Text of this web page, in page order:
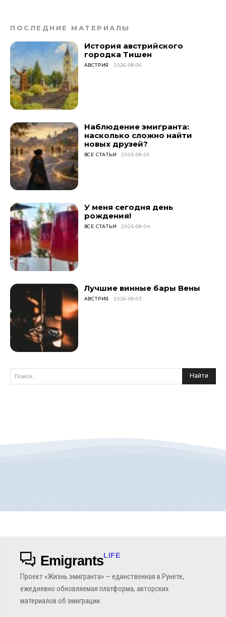
ПОСЛЕДНИЕ МАТЕРИАЛЫ
История австрийского
городка Тишен
АВСТРИЯ 2026-08-06
Наблюдение эмигранта:
насколько сложно найти
новых друзей?
ВСЕ СТАТЬИ 2026-08-05
У меня сегодня день
рождения!
ВСЕ СТАТЬИ 2026-08-04
Лучшие винные бары Вены
АВСТРИЯ 2026-08-03
Поиск... Найти
EmigrantsLIFE
Проект «Жизнь эмигранта» — единственная в Рунете,
ежедневно обновляемая платформа, авторских
материалов об эмиграции.